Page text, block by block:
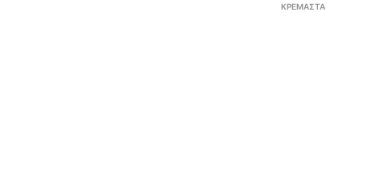
ΚΡΕΜΑΣΤΆ